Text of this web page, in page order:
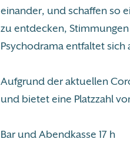
einander, und schaffen so
zu entdecken,
Psychodrama entfaltet sich
Aufgrund der aktuellen
und bietet eine Platzzahl
Bar und Abendkasse 17 h